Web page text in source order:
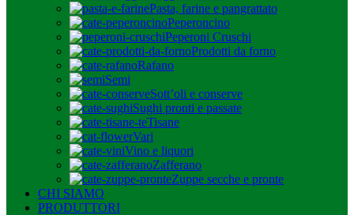
Pasta, farine e pangrattato
Peperoncino
Peperoni Cruschi
Prodotti da forno
Rafano
Semi
Sott’oli e conserve
Sughi pronti e passate
Tisane
Vari
Vino e liquori
Zafferano
Zuppe secche e pronte
CHI SIAMO
PRODUTTORI